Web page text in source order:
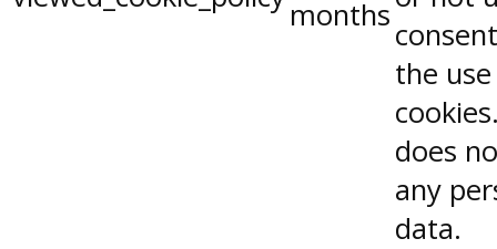
months
the
does
any
data.